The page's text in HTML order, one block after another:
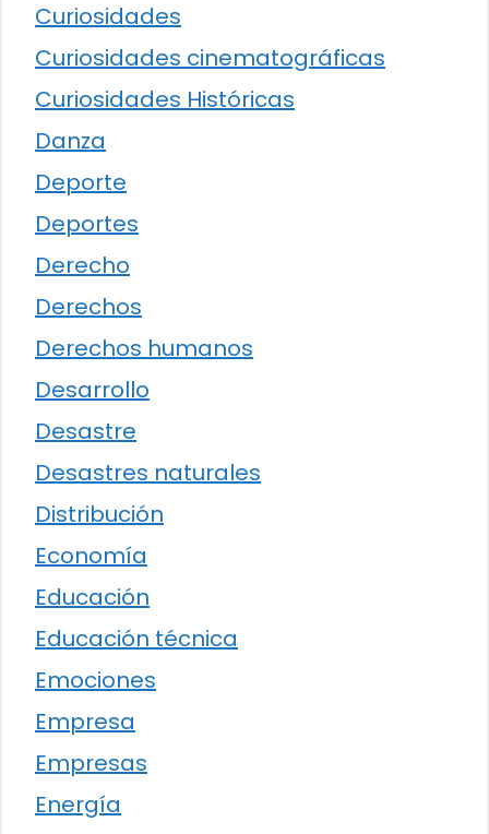
Curiosidades
Curiosidades cinematográficas
Curiosidades Históricas
Danza
Deporte
Deportes
Derecho
Derechos
Derechos humanos
Desarrollo
Desastre
Desastres naturales
Distribución
Economía
Educación
Educación técnica
Emociones
Empresa
Empresas
Energía